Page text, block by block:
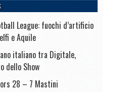
League: fuochi d’artificio
e Aquile
italiano tra Digitale,
dello Show
28 – 7 Mastini